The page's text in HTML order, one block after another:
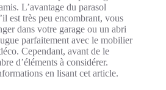
L’avantage du parasol
est très peu encombrant, vous
dans votre garage ou un abri
parfaitement avec le mobilier
Cependant, avant de le
d’éléments à considérer.
en lisant cet article.